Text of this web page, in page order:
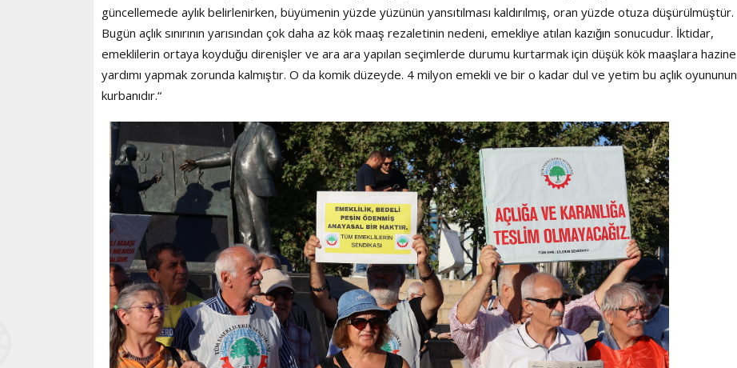
güncellemede aylık belirlenirken, büyümenin yüzde yüzünün yansıtılması kaldırılmış, oran yüzde otuza düşürülmüştür.
Bugün açlık sınırının yarısından çok daha az kök maaş rezaletinin nedeni, emekliye atılan kazığın sonucudur. İktidar,
emeklilerin ortaya koyduğu direnişler ve ara ara yapılan seçimlerde durumu kurtarmak için düşük kök maaşlara hazine
yardımı yapmak zorunda kalmıştır. O da komik düzeyde. 4 milyon emekli ve bir o kadar dul ve yetim bu açlık oyununun
kurbanıdır.“